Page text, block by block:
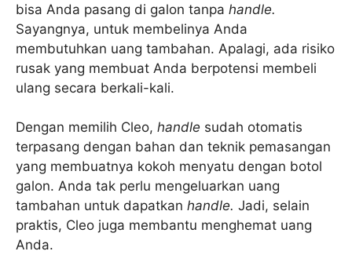
bisa Anda pasang di galon tanpa handle.
Sayangnya, untuk membelinya Anda
membutuhkan uang tambahan. Apalagi, ada risiko
rusak yang membuat Anda berpotensi membeli
ulang secara berkali-kali.
Dengan memilih Cleo, handle sudah otomatis
terpasang dengan bahan dan teknik pemasangan
yang membuatnya kokoh menyatu dengan botol
galon. Anda tak perlu mengeluarkan uang
tambahan untuk dapatkan handle. Jadi, selain
praktis, Cleo juga membantu menghemat uang
Anda.